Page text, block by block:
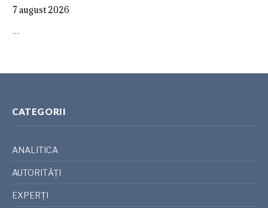
7 august 2026
…
CATEGORII
ANALITICA
AUTORITĂȚI
EXPERȚI